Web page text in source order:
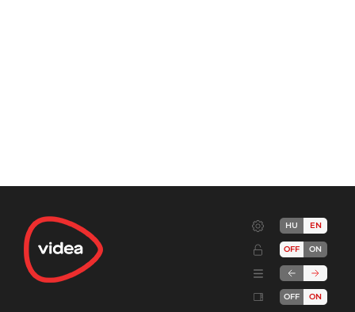
HU EN
OFF ON
OFF ON